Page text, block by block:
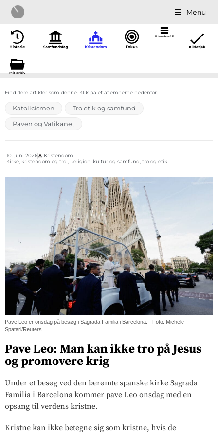
Menu
Mit arkiv
Find flere artikler som denne. Klik på et af emnerne nedenfor:
Katolicismen
Tro etik og samfund
Paven og Vatikanet
10. juni 2026
Kristendom
Kirke, kristendom og tro , Religion, kultur og samfund, tro og etik
Pave Leo er onsdag på besøg i Sagrada Familia i Barcelona. - Foto: Michele
Spatari/Reuters
Pave Leo: Man kan ikke tro på Jesus
og promovere krig
Under et besøg ved den berømte spanske kirke Sagrada
Familia i Barcelona kommer pave Leo onsdag med en
opsang til verdens kristne.
Kristne kan ikke betegne sig som kristne, hvis de